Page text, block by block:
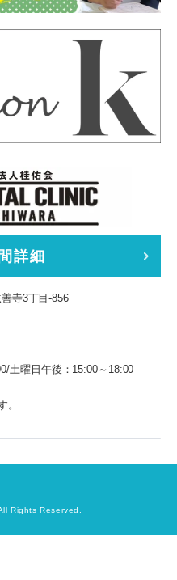
詳細
寺3丁目-856
土曜日午後：15:00～18:00
。
Rights Reserved.